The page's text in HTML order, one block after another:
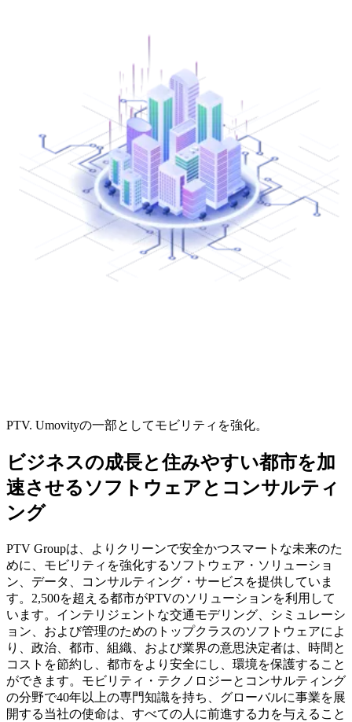
PTV. Umovityの一部としてモビリティを強化。
ビジネスの成長と住みやすい都市を加
速させるソフトウェアとコンサルティ
ング
PTV Groupは、よりクリーンで安全かつスマートな未来のた
めに、モビリティを強化するソフトウェア・ソリューショ
ン、データ、コンサルティング・サービスを提供していま
す。2,500を超える都市がPTVのソリューションを利用して
います。インテリジェントな交通モデリング、シミュレーシ
ョン、および管理のためのトップクラスのソフトウェアによ
り、政治、都市、組織、および業界の意思決定者は、時間と
コストを節約し、都市をより安全にし、環境を保護すること
ができます。モビリティ・テクノロジーとコンサルティング
の分野で40年以上の専門知識を持ち、グローバルに事業を展
開する当社の使命は、すべての人に前進する力を与えること